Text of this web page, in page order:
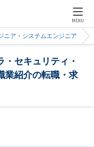
MENU
ニア・システムエンジニア
・セキュリティ・
業紹介の転職・求